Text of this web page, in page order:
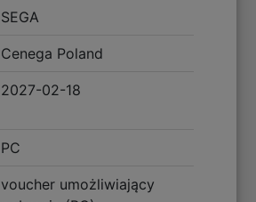
SEGA
Cenega Poland
2027-02-18
PC
voucher umożliwiający